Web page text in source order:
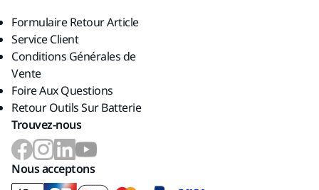
Formulaire Retour Article
Service Client
Conditions Générales de
Vente
Foire Aux Questions
Retour Outils Sur Batterie
Trouvez-nous
Nous acceptons